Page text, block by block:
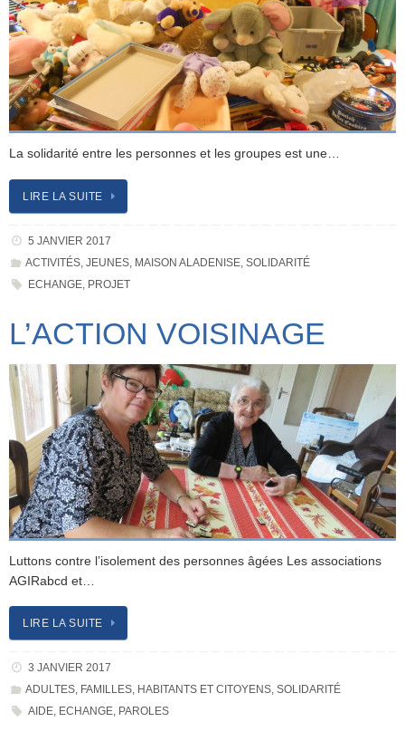
La solidarité entre les personnes et les groupes est une…
LIRE LA SUITE
5 JANVIER 2017
ACTIVITÉS, JEUNES, MAISON ALADENISE, SOLIDARITÉ
ECHANGE, PROJET
L’ACTION VOISINAGE
Luttons contre l’isolement des personnes âgées Les associations
AGIRabcd et…
LIRE LA SUITE
3 JANVIER 2017
ADULTES, FAMILLES, HABITANTS ET CITOYENS, SOLIDARITÉ
AIDE, ECHANGE, PAROLES